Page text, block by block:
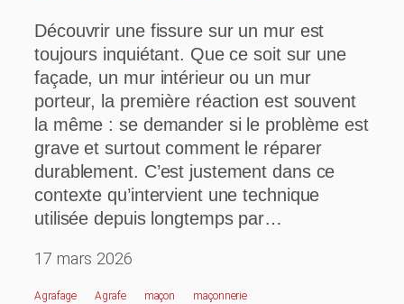
Découvrir une fissure sur un mur est
toujours inquiétant. Que ce soit sur une
façade, un mur intérieur ou un mur
porteur, la première réaction est souvent
la même : se demander si le problème est
grave et surtout comment le réparer
durablement. C’est justement dans ce
contexte qu’intervient une technique
utilisée depuis longtemps par…
17 mars 2026
Agrafage Agrafe Maçon Maçonnerie